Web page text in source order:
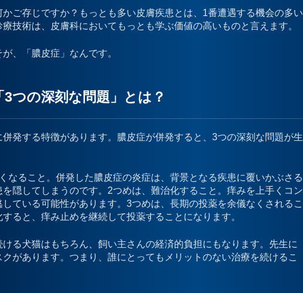
ご存じですか？もっとも多い皮膚疾患とは、1番遭遇する機会の多い
技術は、皮膚科においてもっとも学ぶ価値の高いものと言えます。
、「膿皮症」なんです。
つの深刻な問題」とは？
発する特徴があります。膿皮症が併発すると、3つの深刻な問題が生
なること。併発した膿皮症の炎症は、背景となる疾患に覆いかぶさる
隠してしまうのです。2つめは、難治化すること。痒みを上手くコン
ている可能性があります。3つめは、長期の投薬を余儀なくされるこ
ると、痒み止めを継続して投薬することになります。
る犬猫はもちろん、飼い主さんの経済的負担にもなります。先生に
があります。つまり、誰にとってもメリットのない治療を続けるこ